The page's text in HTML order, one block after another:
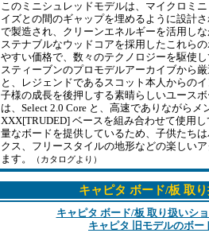
このミニシュレッドモデルは、マイクロミ
イズとの間のギャップを埋めるように設計
で製造され、クリーンエネルギーを活用し
ステナブルなウッドコアを採用したこれら
やすい価格で、数々のテクノロジーを駆使
スティーブンのプロモデルアーカイブから
と、レジェンドであるスコット本人からの
子様の成長を後押しする素晴らしいユース
は、Select 2.0 Core と、高速でありながらメ
XXX[TRUDED] ベースを組み合わせて使用
量なボードを提供しているため、子供たち
クス、フリースタイルの地形などの楽しい
ます。
（カタログより）
キャピタ ボード/板 取
キャピタ ボード/板 取り扱いシ
キャピタ 旧モデルのボー